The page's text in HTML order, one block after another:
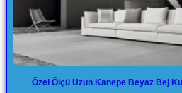
Özel Ölçü Uzun Kanepe Beyaz Bej